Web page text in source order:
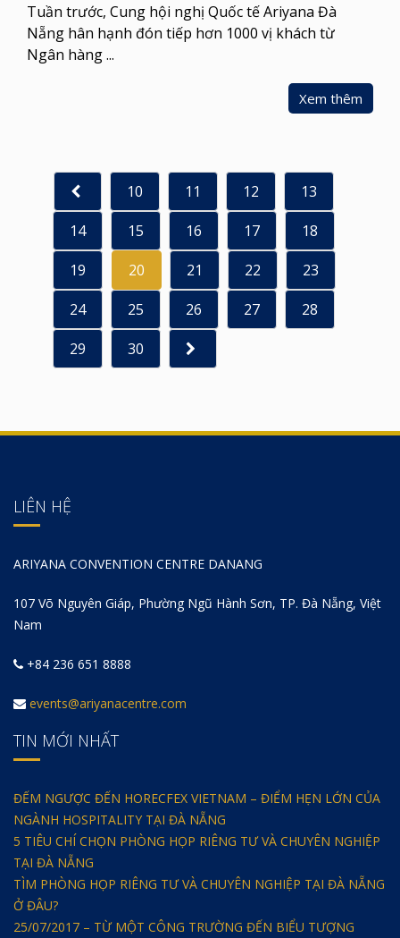
Tuần trước, Cung hội nghị Quốc tế Ariyana Đà
Nẵng hân hạnh đón tiếp hơn 1000 vị khách từ
Ngân hàng ...
Xem thêm
10 11 12
13
14
15 16 17
18
19
20 21 22
23
24
25 26 27
28
29
30
LIÊN HỆ
ARIYANA CONVENTION CENTRE DANANG
107 Võ Nguyên Giáp, Phường Ngũ Hành Sơn, TP. Đà Nẵng, Việt
Nam
+84 236 651 8888
events@ariyanacentre.com
TIN MỚI NHẤT
ĐẾM NGƯỢC ĐẾN HORECFEX VIETNAM – ĐIỂM HẸN LỚN CỦA
NGÀNH HOSPITALITY TẠI ĐÀ NẴNG
5 TIÊU CHÍ CHỌN PHÒNG HỌP RIÊNG TƯ VÀ CHUYÊN NGHIỆP
TẠI ĐÀ NẴNG
TÌM PHÒNG HỌP RIÊNG TƯ VÀ CHUYÊN NGHIỆP TẠI ĐÀ NẴNG
Ở ĐÂU?
25/07/2017 – TỪ MỘT CÔNG TRƯỜNG ĐẾN BIỂU TƯỢNG